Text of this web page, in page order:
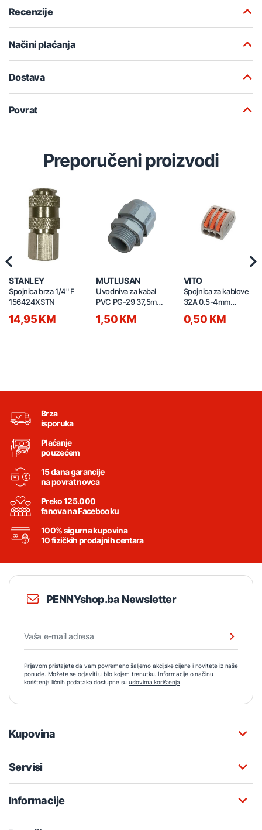
Recenzije
Načini plaćanja
Dostava
Povrat
Preporučeni proizvodi
STANLEY
Spojnica brza 1/4" F
156424XSTN
14,95 KM
MUTLUSAN
Uvodniva za kabal
PVC PG-29 37,5mm
1,50 KM
VITO
Spojnica za kablove
32A 0.5-4mm
0,50 KM
Brza
isporuka
Plaćanje
pouzećem
15 dana garancije
na povrat novca
Preko 125.000
fanova na Facebooku
100% sigurna kupovina
10 fizičkih prodajnih centara
PENNYshop.ba Newsletter
Prijavom pristajete da vam povremeno šaljemo akcijske cijene i novitete iz naše
ponude. Možete se odjaviti u bilo kojem trenutku. Informacije o načinu
korištenja ličnih podataka dostupne su uslovima korištenja.
Kupovina
Servisi
Informacije